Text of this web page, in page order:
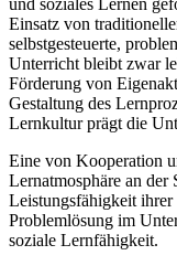
Einsatz von
selbstgesteuerte,
Unterricht bleibt zwar
Förderung von
Gestaltung des
Lernkultur prägt die
Eine von Kooperation
Lernatmosphäre an
Leistungsfähigkeit ihrer
Problemlösung im
soziale Lernfähigkeit.